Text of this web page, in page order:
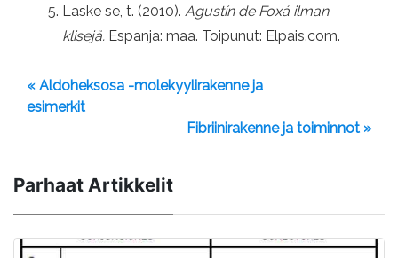
Laske se, t. (2010). Agustín de Foxá ilman
klisejä. Espanja: maa. Toipunut: Elpais.com.
« Aldoheksosa -molekyylirakenne ja
esimerkit
Fibriinirakenne ja toiminnot »
Parhaat Artikkelit